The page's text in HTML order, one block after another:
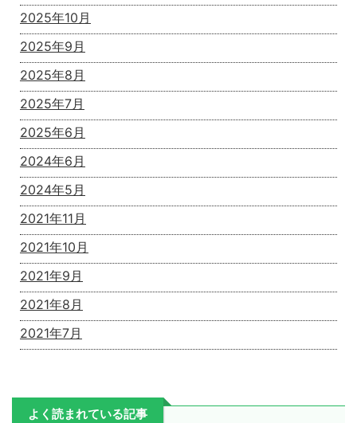
2025年10月
2025年9月
2025年8月
2025年7月
2025年6月
2024年6月
2024年5月
2021年11月
2021年10月
2021年9月
2021年8月
2021年7月
よく読まれている記事